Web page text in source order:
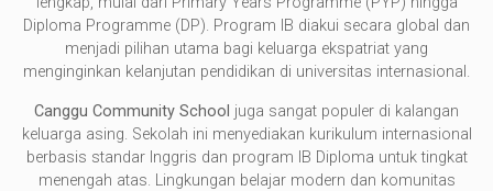
Diploma Programme (DP). Program IB diakui secara global dan
menjadi pilihan utama bagi keluarga ekspatriat yang
menginginkan kelanjutan pendidikan di universitas internasional.
Canggu Community School juga sangat populer di kalangan
keluarga asing. Sekolah ini menyediakan kurikulum internasional
berbasis standar Inggris dan program IB Diploma untuk tingkat
menengah atas. Lingkungan belajar modern dan komunitas